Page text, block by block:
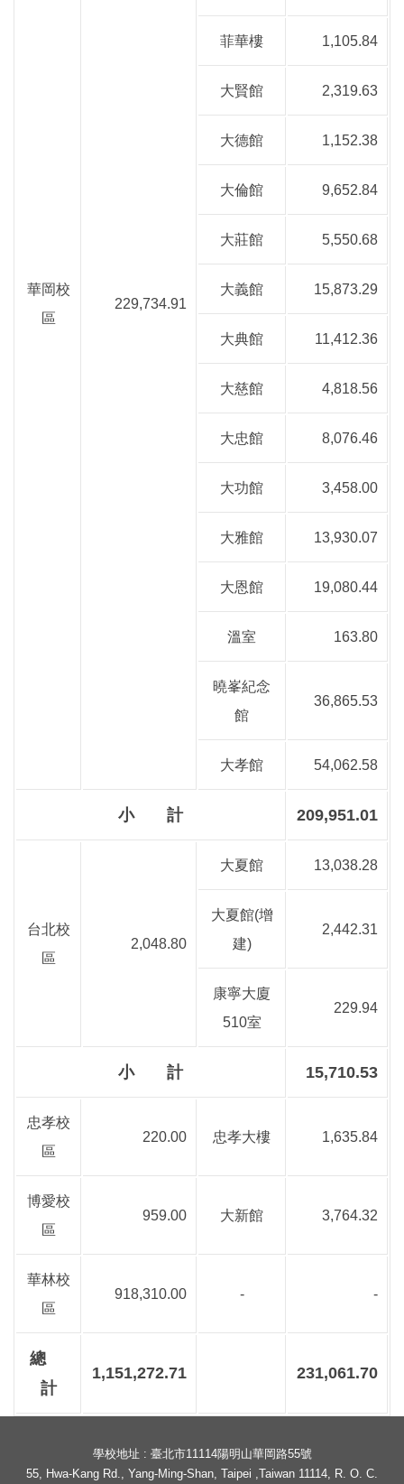
華岡校
區
229,734.91
菲華樓 1,105.84
大賢館 2,319.63
大德館 1,152.38
大倫館 9,652.84
大莊館 5,550.68
大義館 15,873.29
大典館 11,412.36
大慈館 4,818.56
大忠館 8,076.46
大功館 3,458.00
大雅館 13,930.07
大恩館 19,080.44
溫室 163.80
曉峯紀念
館
36,865.53
大孝館 54,062.58
小 計 209,951.01
台北校
區
2,048.80
大夏館 13,038.28
大夏館(增
建)
2,442.31
康寧大廈
510室
229.94
小 計 15,710.53
忠孝校
區
220.00 忠孝大樓 1,635.84
博愛校
區
959.00 大新館 3,764.32
華林校
區
918,310.00 - -
總
計
1,151,272.71 231,061.70
學校地址 : 臺北市11114陽明山華岡路55號
55, Hwa-Kang Rd., Yang-Ming-Shan, Taipei ,Taiwan 11114, R. O. C.